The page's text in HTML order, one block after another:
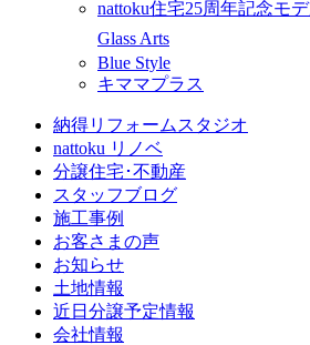
nattoku住宅25周年記念モ
Glass Arts
Blue Style
キママプラス
納得リフォームスタジオ
nattoku リノベ
分譲住宅･不動産
スタッフブログ
施工事例
お客さまの声
お知らせ
土地情報
近日分譲予定情報
会社情報